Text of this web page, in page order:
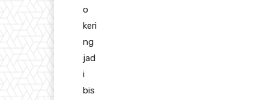
o
keri
ng
jad
i
bis